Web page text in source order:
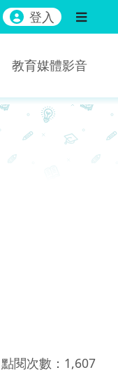
登入
教育媒體影音
點閱次數：1,607